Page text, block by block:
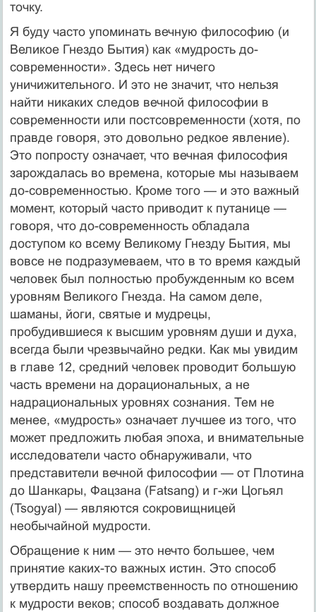
точку.
Я буду часто упоминать вечную философию (и
Великое Гнездо Бытия) как «мудрость до-
современности». Здесь нет ничего
уничижительного. И это не значит, что нельзя
найти никаких следов вечной философии в
современности или постсовременности (хотя, по
правде говоря, это довольно редкое явление).
Это попросту означает, что вечная философия
зарождалась во времена, которые мы называем
до-современностью. Кроме того — и это важный
момент, который часто приводит к путанице —
говоря, что до-современность обладала
доступом ко всему Великому Гнезду Бытия, мы
вовсе не подразумеваем, что в то время каждый
человек был полностью пробужденным ко всем
уровням Великого Гнезда. На самом деле,
шаманы, йоги, святые и мудрецы,
пробудившиеся к высшим уровням души и духа,
всегда были чрезвычайно редки. Как мы увидим
в главе 12, средний человек проводит большую
часть времени на дорациональных, а не
надрациональных уровнях сознания. Тем не
менее, «мудрость» означает лучшее из того, что
может предложить любая эпоха, и внимательные
исследователи часто обнаруживали, что
представители вечной философии — от Плотина
до Шанкары, Фацзана (Fatsang) и г-жи Цогьял
(Tsogyal) — являются сокровищницей
необычайной мудрости.
Обращение к ним — это нечто большее, чем
принятие каких-то важных истин. Это способ
утвердить нашу преемственность по отношению
к мудрости веков; способ воздавать должное